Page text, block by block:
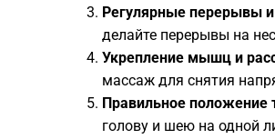
Регулярные перерывы
делайте перерывы на
Укрепление мышц и
массаж для снятия
Правильное положение
голову и шею на одной